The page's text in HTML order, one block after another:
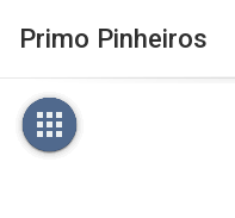
Primo Pinheiros